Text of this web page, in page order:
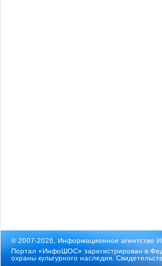
© 2007-2026, Информационное агентство
Портал «ИнфоШОС» зарегистрирован в
охраны культурного наследия.